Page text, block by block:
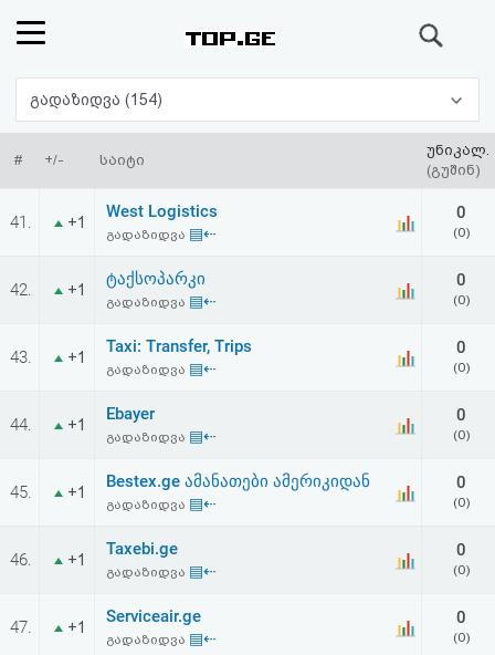
რეიტინგი
(მთავარი)
ფოსტა
პასუხი
ავტორიზაცია
რეგისტრაცია
პაროლის
აღდგენა
HTML
გადაზიდვა (154)
# +/- საიტი
უნიკალ.
(გუშინ)
41. +1
West Logistics
გადაზიდვა ▤⇠
0
(0)
42. +1
ტაქსოპარკი
გადაზიდვა ▤⇠
0
(0)
43. +1
Taxi: Transfer, Trips
გადაზიდვა ▤⇠
0
(0)
44. +1
Ebayer
გადაზიდვა ▤⇠
0
(0)
45. +1
Bestex.ge ამანათები ამერიკიდან
გადაზიდვა ▤⇠
0
(0)
46. +1
Taxebi.ge
გადაზიდვა ▤⇠
0
(0)
47. +1
Serviceair.ge
გადაზიდვა ▤⇠
0
(0)